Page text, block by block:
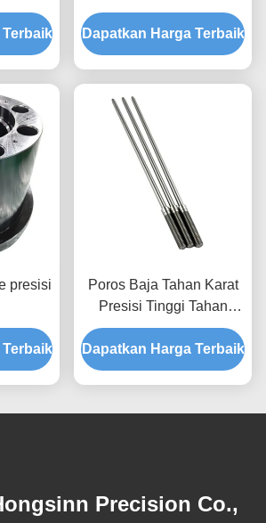
Parts
Metal
Pengiriman pemotongan
dan ukiran yang tepat
Sampel Perlu membayar
Dapatkan Harga Terbaik
presisi
Poros Baja Tahan Karat
Presisi Tinggi Tahan
Korosi, Suku Cadang
Poros Mesin CNC yang
Dapat Disesuaikan
Dapatkan Harga Terbaik
Precision Co.,